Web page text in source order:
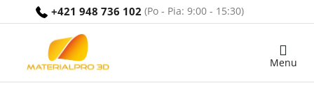
+421 948 736 102
Nákupný